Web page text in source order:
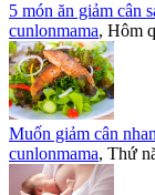
5 món ăn giảm cân
cunlonmama, Hôm
Muốn giảm cân
cunlonmama, Thứ